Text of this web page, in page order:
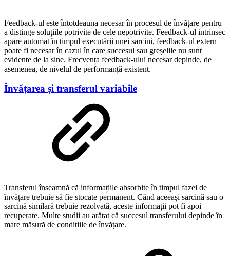
Feedback-ul este întotdeauna necesar în procesul de învățare pentru
a distinge soluțiile potrivite de cele nepotrivite. Feedback-ul intrinsec
apare automat în timpul executării unei sarcini, feedback-ul extern
poate fi necesar în cazul în care succesul sau greșelile nu sunt
evidente de la sine. Frecvența feedback-ului necesar depinde, de
asemenea, de nivelul de performanță existent.
Învățarea și transferul variabile
Transferul înseamnă că informațiile absorbite în timpul fazei de
învățare trebuie să fie stocate permanent. Când aceeași sarcină sau o
sarcină similară trebuie rezolvată, aceste informații pot fi apoi
recuperate. Multe studii au arătat că succesul transferului depinde în
mare măsură de condițiile de învățare.